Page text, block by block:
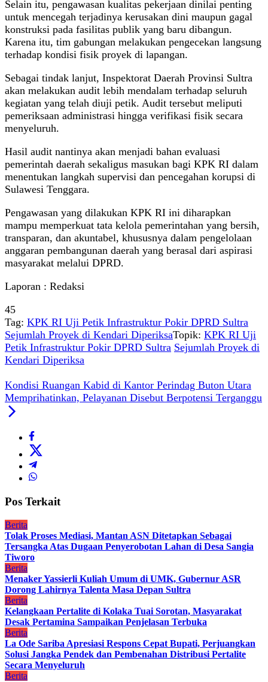
Selain itu, pengawasan kualitas pekerjaan dinilai penting
untuk mencegah terjadinya kerusakan dini maupun gagal
konstruksi pada fasilitas publik yang baru dibangun.
Karena itu, tim gabungan melakukan pengecekan langsung
terhadap kondisi fisik proyek di lapangan.
Sebagai tindak lanjut, Inspektorat Daerah Provinsi Sultra
akan melakukan audit lebih mendalam terhadap seluruh
kegiatan yang telah diuji petik. Audit tersebut meliputi
pemeriksaan administrasi hingga verifikasi fisik secara
menyeluruh.
Hasil audit nantinya akan menjadi bahan evaluasi
pemerintah daerah sekaligus masukan bagi KPK RI dalam
menentukan langkah supervisi dan pencegahan korupsi di
Sulawesi Tenggara.
Pengawasan yang dilakukan KPK RI ini diharapkan
mampu memperkuat tata kelola pemerintahan yang bersih,
transparan, dan akuntabel, khususnya dalam pengelolaan
anggaran pembangunan daerah yang berasal dari aspirasi
masyarakat melalui DPRD.
Laporan : Redaksi
45
Tag: KPK RI Uji Petik Infrastruktur Pokir DPRD Sultra
Sejumlah Proyek di Kendari DiperiksaTopik: KPK RI Uji
Petik Infrastruktur Pokir DPRD Sultra Sejumlah Proyek di
Kendari Diperiksa
Kondisi Ruangan Kabid di Kantor Perindag Buton Utara
Memprihatinkan, Pelayanan Disebut Berpotensi Terganggu
Pos Terkait
Berita
Tolak Proses Mediasi, Mantan ASN Ditetapkan Sebagai
Tersangka Atas Dugaan Penyerobotan Lahan di Desa Sangia
Tiworo
Berita
Menaker Yassierli Kuliah Umum di UMK, Gubernur ASR
Dorong Lahirnya Talenta Masa Depan Sultra
Berita
Kelangkaan Pertalite di Kolaka Tuai Sorotan, Masyarakat
Desak Pertamina Sampaikan Penjelasan Terbuka
Berita
La Ode Sariba Apresiasi Respons Cepat Bupati, Perjuangkan
Solusi Jangka Pendek dan Pembenahan Distribusi Pertalite
Secara Menyeluruh
Berita